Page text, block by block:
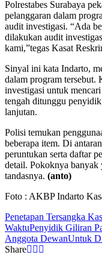
Polrestabes Surabaya
pelanggaran dalam
audit investigasi. “Ada
dilakukan audit
kami,”tegas Kasat
Sinyal ini kata Indarto,
dalam program
investigasi untuk
tengah ditunggu
lanjutan.
Polisi temukan
beberapa item. Di
peruntukan serta daftar
detail. Pokoknya banyak
tandasnya. (anto)
Foto : AKBP Indarto
Penetapan Tersangka
WaktuPenyidik Giliran
Anggota DewanUntuk
Share